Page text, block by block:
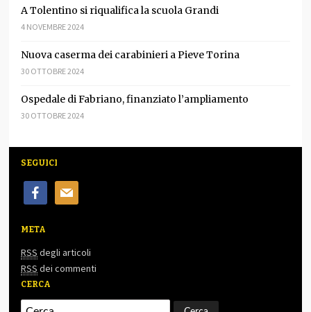
A Tolentino si riqualifica la scuola Grandi
4 NOVEMBRE 2024
Nuova caserma dei carabinieri a Pieve Torina
30 OTTOBRE 2024
Ospedale di Fabriano, finanziato l’ampliamento
30 OTTOBRE 2024
SEGUICI
facebookmail
META
RSS degli articoli
RSS dei commenti
CERCA